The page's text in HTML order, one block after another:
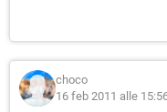
choco
16 feb 2011 alle